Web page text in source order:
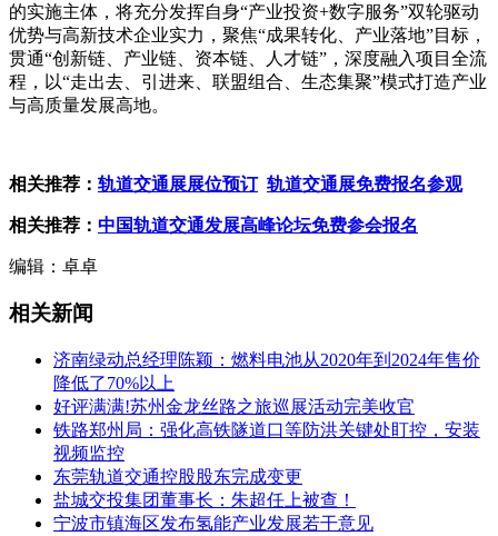
的实施主体，将充分发挥自身“产业投资+数字服务”双轮驱动
优势与高新技术企业实力，聚焦“成果转化、产业落地”目标，
贯通“创新链、产业链、资本链、人才链”，深度融入项目全流
程，以“走出去、引进来、联盟组合、生态集聚”模式打造产业
与高质量发展高地。
相关推荐： 轨道交通展展位预订 轨道交通展免费报名参观
相关推荐： 中国轨道交通发展高峰论坛免费参会报名
编辑：卓卓
相关新闻
济南绿动总经理陈颖：燃料电池从2020年到2024年售价
降低了70%以上
好评满满!苏州金龙丝路之旅巡展活动完美收官
铁路郑州局：强化高铁隧道口等防洪关键处盯控，安装
视频监控
东莞轨道交通控股股东完成变更
盐城交投集团董事长：朱超任上被查！
宁波市镇海区发布氢能产业发展若干意见